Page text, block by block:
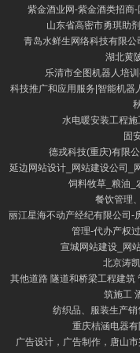
紫金酒业网-紫金酒类招商
山东省高密市勇琪助
青岛水鲜生网络科技有限公
湖北黄
乐清市全图机器人培
科技推广和应用服务|智能机器
水电暖安装工程
固
德戎科技(重庆)有限
延边网站设计_网站建设公司_
饲料牧草_粮油_
餐饮管理
丽江星海不动产经纪有限公司-
管理-代办产权
宣城网站建设_网
北京涛
其他道路 隧道和桥梁工程建筑
筑施工
纺织品、服装生产
重庆桔涵电器有
广告设计，广告制作，唐山